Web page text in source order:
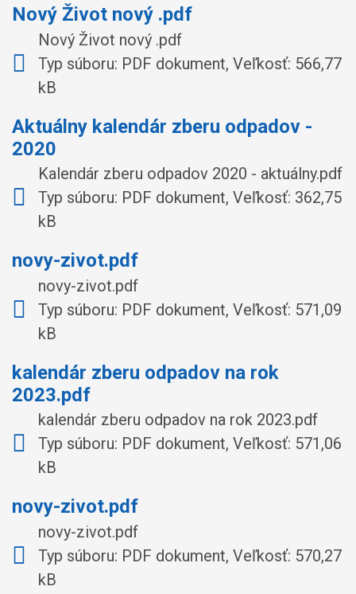
Nový Život nový .pdf
Nový Život nový .pdf
Typ súboru: PDF dokument, Veľkosť: 566,77
kB
Aktuálny kalendár zberu odpadov -
2020
Kalendár zberu odpadov 2020 - aktuálny.pdf
Typ súboru: PDF dokument, Veľkosť: 362,75
kB
novy-zivot.pdf
novy-zivot.pdf
Typ súboru: PDF dokument, Veľkosť: 571,09
kB
kalendár zberu odpadov na rok
2023.pdf
kalendár zberu odpadov na rok 2023.pdf
Typ súboru: PDF dokument, Veľkosť: 571,06
kB
novy-zivot.pdf
novy-zivot.pdf
Typ súboru: PDF dokument, Veľkosť: 570,27
kB